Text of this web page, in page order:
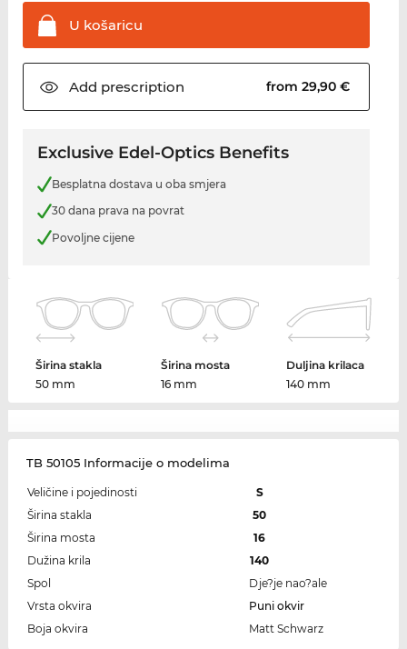
U košaricu
Add prescription from 29,90 €
Exclusive Edel-Optics Benefits
Besplatna dostava u oba smjera
30 dana prava na povrat
Povoljne cijene
Širina stakla
50 mm
Širina mosta
16 mm
Duljina krilaca
140 mm
TB 50105 Informacije o modelima
Veličine i pojedinosti
S
Širina stakla
50
Širina mosta
16
Dužina krila
140
Spol
Dje?je nao?ale
Vrsta okvira
Puni okvir
Boja okvira
Matt Schwarz